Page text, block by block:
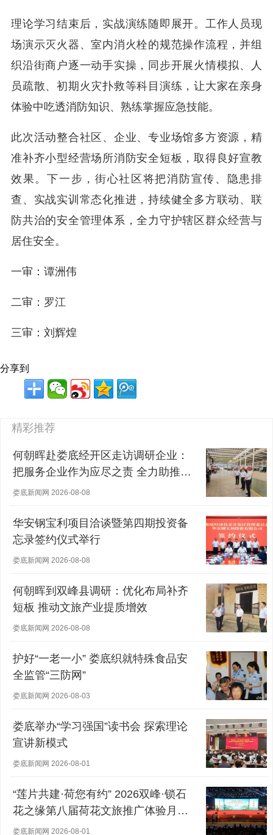
理论学习结束后，实战演练随即展开。工作人员现
场演示灭火器、室内消火栓的规范操作流程，并组
织沿街商户逐一动手实操，同步开展火情模拟、人
员疏散、初期火灾扑救等科目演练，让大家在亲身
体验中吃透消防知识、熟练掌握应急技能。
此次活动整合社区、企业、专业场馆多方资源，精
准补齐小型经营场所消防安全短板，取得良好宣教
效果。下一步，街心社区将把消防宣传、隐患排
查、实战实训常态化推进，持续健全多方联动、联
防共治的安全管理体系，全力守护辖区群众经营与
居住安全。
一审：谭洲伟
二审：罗江
三审：刘辉煌
分享到
精彩推荐
何朝晖赴娄底经开区走访调研企业：
把服务企业作为应尽之责 全力助推经
营主体稳健发展
娄底新闻网 2026-08-08
华安钢宝利项目洽谈暨第四期投资备
忘录签约仪式举行
娄底新闻网 2026-08-08
何朝晖到双峰县调研：优化布局补齐
短板 推动文旅产业提质增效
娄底新闻网 2026-08-08
护好“一老一小” 娄底织就特殊食品安
全监管“三防网”
娄底新闻网 2026-08-03
娄底举办“学习强国”读书会 探索理论
宣讲新模式
娄底新闻网 2026-08-01
“莲片共建·荷您有约” 2026双峰·锁石
花之缘第八届荷花文旅推广体验月盛
大开幕
娄底新闻网 2026-08-01